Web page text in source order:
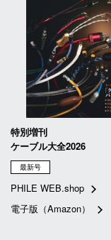
特別増刊
ケーブル大全2026
最新号
PHILE WEB.shop
電子版（Amazon）